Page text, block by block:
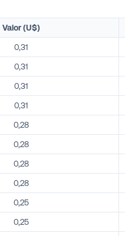
Valor (U$)
0,31
0,31
0,31
0,31
0,28
0,28
0,28
0,28
0,25
0,25